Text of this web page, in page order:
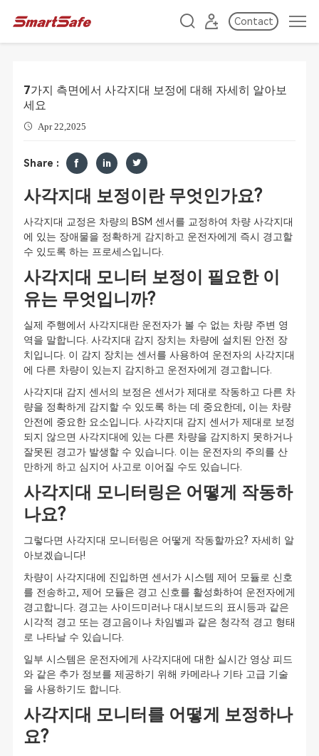
Contact
7가지 측면에서 사각지대 보정에 대해 자세히 알아보
세요
Apr 22,2025
Share :
사각지대 보정이란 무엇인가요?
사각지대 교정은 차량의 BSM 센서를 교정하여 차량 사각지대
에 있는 장애물을 정확하게 감지하고 운전자에게 즉시 경고할
수 있도록 하는 프로세스입니다.
사각지대 모니터 보정이 필요한 이
유는 무엇입니까?
실제 주행에서 사각지대란 운전자가 볼 수 없는 차량 주변 영
역을 말합니다. 사각지대 감지 장치는 차량에 설치된 안전 장
치입니다. 이 감지 장치는 센서를 사용하여 운전자의 사각지대
에 다른 차량이 있는지 감지하고 운전자에게 경고합니다.
사각지대 감지 센서의 보정은 센서가 제대로 작동하고 다른 차
량을 정확하게 감지할 수 있도록 하는 데 중요한데, 이는 차량
안전에 중요한 요소입니다. 사각지대 감지 센서가 제대로 보정
되지 않으면 사각지대에 있는 다른 차량을 감지하지 못하거나
잘못된 경고가 발생할 수 있습니다. 이는 운전자의 주의를 산
만하게 하고 심지어 사고로 이어질 수도 있습니다.
사각지대 모니터링은 어떻게 작동하
나요?
그렇다면 사각지대 모니터링은 어떻게 작동할까요? 자세히 알
아보겠습니다!
차량이 사각지대에 진입하면 센서가 시스템 제어 모듈로 신호
를 전송하고, 제어 모듈은 경고 신호를 활성화하여 운전자에게
경고합니다. 경고는 사이드미러나 대시보드의 표시등과 같은
시각적 경고 또는 경고음이나 차임벨과 같은 청각적 경고 형태
로 나타날 수 있습니다.
일부 시스템은 운전자에게 사각지대에 대한 실시간 영상 피드
와 같은 추가 정보를 제공하기 위해 카메라나 기타 고급 기술
을 사용하기도 합니다.
사각지대 모니터를 어떻게 보정하나
요?